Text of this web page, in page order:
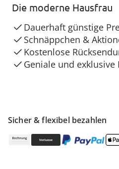
Sicher & flexibel bezahlen
Die moderne Hausfrau
Dauerhaft günstige
Schnäppchen &
Kostenlose
Geniale und exklusive